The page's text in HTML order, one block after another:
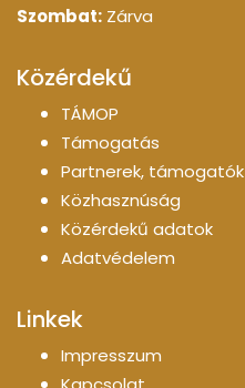
Szombat: Zárva
Közérdekű
TÁMOP
Támogatás
Partnerek, támogatók
Közhasznúság
Közérdekű adatok
Adatvédelem
Linkek
Impresszum